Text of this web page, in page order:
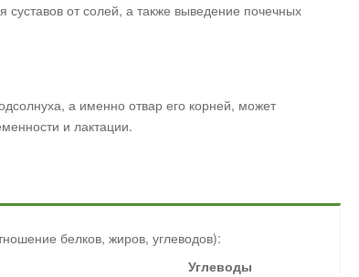
от солей, а также выведение почечных
а именно отвар его корней, может
и лактации.
белков, жиров, углеводов):
Углеводы